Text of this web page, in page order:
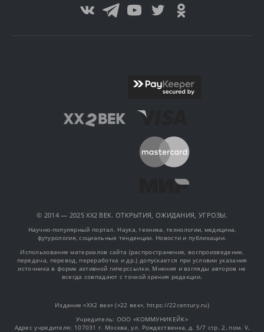
© 2014 — 2025 XX2 ВЕК. ОТКРЫТИЯ, ОЖИДАНИЯ, УГРОЗЫ.
Научно-популярный портал. Наука, техника, технологии, медицина,
футурология, социальные тенденции. Новости и публикации.
Использование материалов сайта (распространение, воспроизведение,
передача, перевод, переработка и др.) допускается при условии указания
источника в форме активной гиперссылки. Мнения и взгляды авторов не
всегда совпадают с точкой зрения редакции.
Издание «XX2 век» («22 век», https://22century.ru)
Учредитель: OOO «КОММУНИКЕЙК»
Адрес учредителя: 107031 г. Москва, ул. Рождественка, д. 5/7 стр. 2, пом. V,